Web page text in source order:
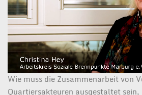
Wie muss die Zusammenarbeit von
Quartiersakteuren ausgestaltet sein,